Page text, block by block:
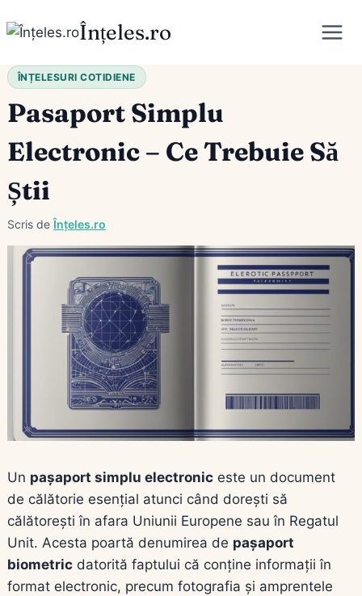
to
Înțeles.ro
ÎNȚELESURI COTIDIENE
Pasaport Simplu
Electronic – Ce Trebuie Să
Știi
Scris de Înțeles.ro
Un pașaport simplu electronic este un document
de călătorie esențial atunci când dorești să
călătorești în afara Uniunii Europene sau în Regatul
Unit. Acesta poartă denumirea de pașaport
biometric datorită faptului că conține informații în
format electronic, precum fotografia și amprentele